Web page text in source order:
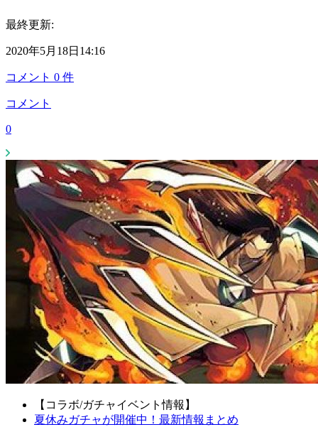
最終更新:
2020年5月18日14:16
コメント 0 件
コメント
0
【コラボ/ガチャイベント情報】
夏休みガチャが開催中！最新情報まとめ